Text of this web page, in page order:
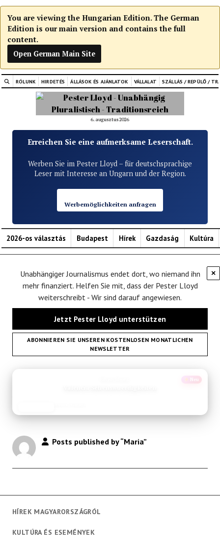
You are viewing the Hungarian Edition. The German
Edition is our main version and contains the full
content.
Open German Main Site
RÓLUNK HIRDETÉS ÁLLÁSOK ÉS AJÁNLATOK VÁLLALAT SZÁLLÁS / REPÜLŐ /
6. augusztus 2026
Erreichen Sie eine aufmerksame Leserschaft.
Werben Sie im Pester Lloyd – für deutschsprachige
Leser mit Interesse an Ungarn und der Region.
Werbemöglichkeiten anfragen
2026-os választás Budapest Hírek Gazdaság Kultúra
×
Unabhängiger Journalismus endet dort, wo niemand ihn
mehr finanziert. Helfen Sie mit, dass der Pester Lloyd
weiterschreibt - Wir sind darauf angewiesen.
Jetzt Pester Lloyd unterstützen
ABONNIEREN SIE UNSEREN KOSTENLOSEN MONATLICHEN
NEWSLETTER
Neu
HÍREK MAGYARORSZÁGRÓL
KULTÚRA ÉS ESEMÉNYEK
Posts published by “Maria”